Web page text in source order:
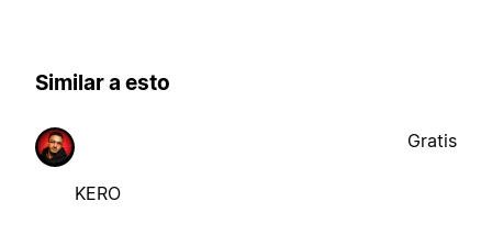
Similar a esto
KERO
Gratis